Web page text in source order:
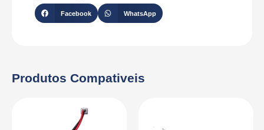
Facebook WhatsApp
Produtos Compativeis